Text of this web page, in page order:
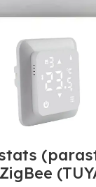
palielinātu